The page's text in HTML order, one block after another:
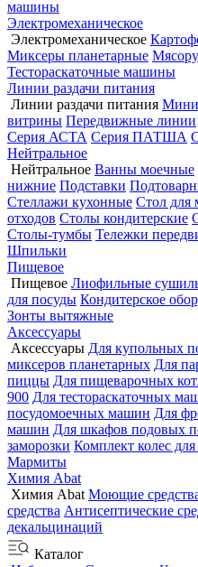
машины
Электромеханическое
Электромеханическое
Миксеры планетарные
Тестораскаточные машины
Линии раздачи питания
Линии раздачи питания
витрины Передвижные линии
Серия АСТА Серия ПАТША
Нейтральное
Нейтральное Ванны моечные
нижние Подставки
Стеллажи кухонные Стол для
отходов Столы кондитерские
Столы-тумбы Тележки
Шпильки
Пищевое
Пищевое Лиофильные
для посуды Кондитерское
Зонты вытяжные
Аксессуары
Аксессуары Для купольных
миксеров планетарных Для
пиццы Для пищеварочных
900 Для тестораскаточных
посудомоечных машин Для
машин Для шкафов подовых
заморозки Комплект колес
Мармиты
Химия Abat
Химия Abat Моющие
средства Антисептические
декальцинаций
Каталог